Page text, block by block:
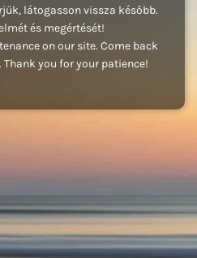
látogasson vissza később.
és megértését!
on our site. Come back
you for your patience!